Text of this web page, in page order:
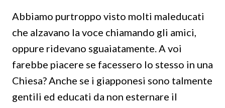
Abbiamo purtroppo visto molti maleducati
che alzavano la voce chiamando gli amici,
oppure ridevano sguaiatamente. A voi
farebbe piacere se facessero lo stesso in una
Chiesa? Anche se i giapponesi sono talmente
gentili ed educati da non esternare il